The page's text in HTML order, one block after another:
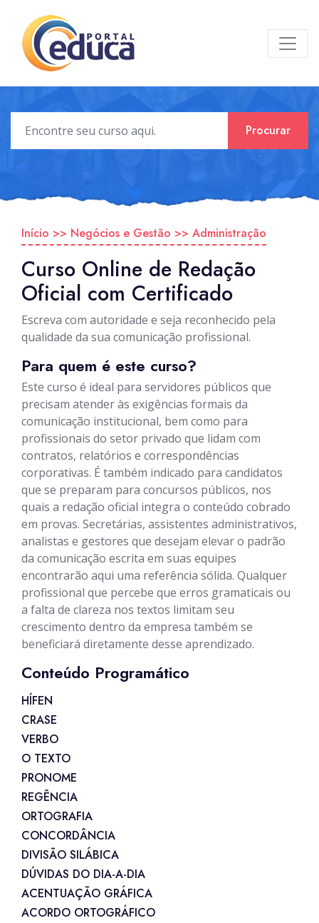
Procurar
Início >> Negócios e Gestão >> Administração
Curso Online de Redação
Oficial com Certificado
Escreva com autoridade e seja reconhecido pela
qualidade da sua comunicação profissional.
Para quem é este curso?
Este curso é ideal para servidores públicos que
precisam atender às exigências formais da
comunicação institucional, bem como para
profissionais do setor privado que lidam com
contratos, relatórios e correspondências
corporativas. É também indicado para candidatos
que se preparam para concursos públicos, nos
quais a redação oficial integra o conteúdo cobrado
em provas. Secretárias, assistentes administrativos,
analistas e gestores que desejam elevar o padrão
da comunicação escrita em suas equipes
encontrarão aqui uma referência sólida. Qualquer
profissional que percebe que erros gramaticais ou
a falta de clareza nos textos limitam seu
crescimento dentro da empresa também se
beneficiará diretamente desse aprendizado.
Conteúdo Programático
HÍFEN
CRASE
VERBO
O TEXTO
PRONOME
REGÊNCIA
ORTOGRAFIA
CONCORDÂNCIA
DIVISÃO SILÁBICA
DÚVIDAS DO DIA-A-DIA
ACENTUAÇÃO GRÁFICA
ACORDO ORTOGRÁFICO